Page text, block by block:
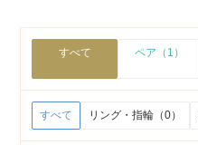
すべて ペア（1）
すべて リング・指輪（0）